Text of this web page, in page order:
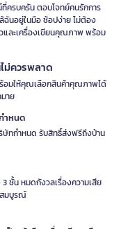
ครบครัน ตอบโจทย์คนรักการ
ฉันอยู่ในมือ ช้อปง่าย ไม่ต้อง
และเครื่องเขียนคุณภาพ พร้อม
ม่ควรพลาด
อมให้คุณเลือกสินค้าคุณภาพได้
าย
ำหนด
ทกำหนด รับสิทธิ์ส่งฟรีถึงบ้าน
ชั้น หมดกังวลเรื่องความเสีย
มบูรณ์